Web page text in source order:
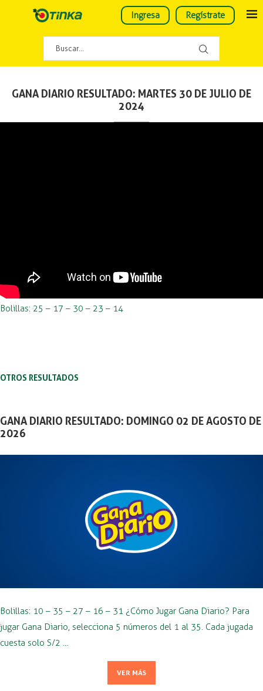
Ingresa Regístrate
GANA DIARIO RESULTADO: MARTES 30 DE JULIO DE
2024
Bolillas: 25 – 17 – 30 – 23 – 14
OTROS RESULTADOS
GANA DIARIO RESULTADO: DOMINGO 02 DE AGOSTO DE
2026
Bolillas: 10 – 35 – 27 – 16 – 31 ¿Cómo Jugar Gana Diario? Para
jugar Gana Diario, selecciona 5 números del 1 al 35. Cada jugada
cuesta solo S/2 …
VER MÁS